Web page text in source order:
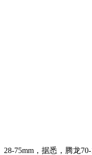
75mm，据悉，腾龙